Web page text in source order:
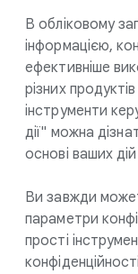
В обліковому
інформацією,
ефективніше
різних
інструменти
дії" можна
основі ваших
Ви завжди
параметри
прості